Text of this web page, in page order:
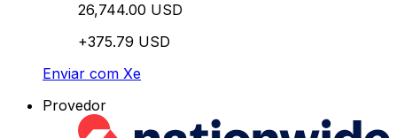
26,744.00 USD
+375.79 USD
Enviar com Xe
Provedor